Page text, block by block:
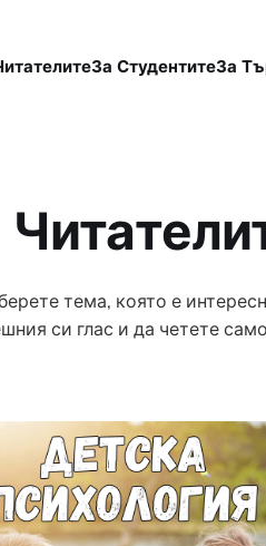
За СтудентитеЗа
тема, която е
си глас и да четете